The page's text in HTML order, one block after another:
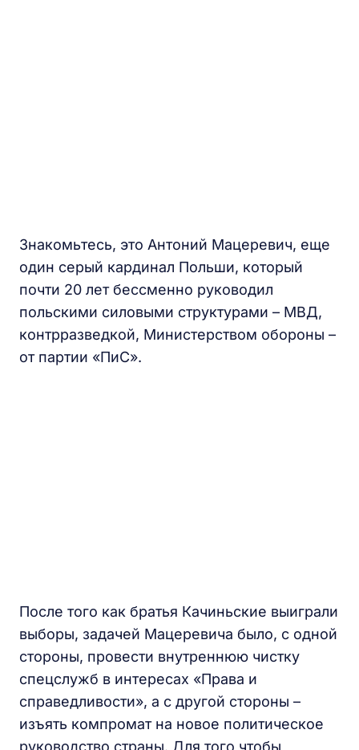
Знакомьтесь, это Антоний Мацеревич, еще
один серый кардинал Польши, который
почти 20 лет бессменно руководил
польскими силовыми структурами – МВД,
контрразведкой, Министерством обороны –
от партии «ПиС».
После того как братья Качиньские выиграли
выборы, задачей Мацеревича было, с одной
стороны, провести внутреннюю чистку
спецслужб в интересах «Права и
справедливости», а с другой стороны –
изъять компромат на новое политическое